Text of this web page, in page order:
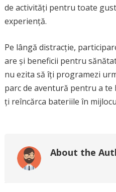
de activități pentru toate
experiență.
Pe lângă distracție,
are și beneficii pentru
nu ezita să îți programezi
parc de aventură pentru a te
ți reîncărca bateriile în
About the